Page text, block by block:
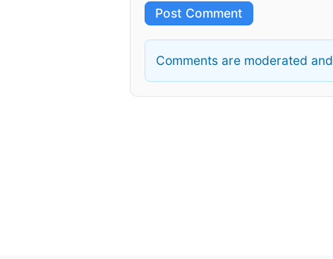
Post Comment
Comments are moderated